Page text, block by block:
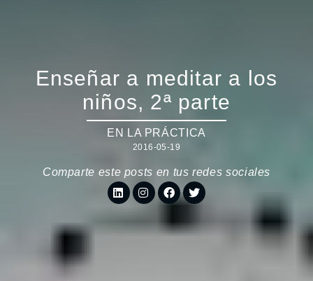
Enseñar a meditar a los
niños, 2ª parte
EN LA PRÁCTICA
2016-05-19
Comparte este posts en tus redes sociales